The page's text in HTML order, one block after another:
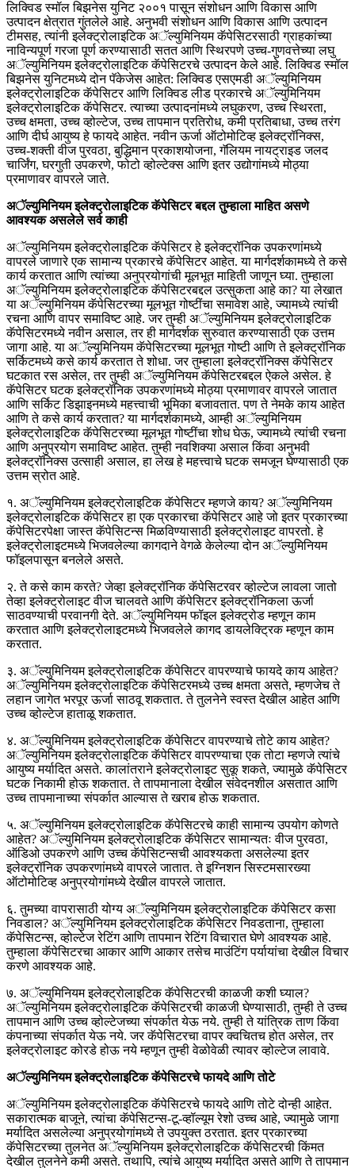
लिक्विड स्मॉल बिझनेस युनिट २००१ पासून संशोधन आणि विकास आणि
उत्पादन क्षेत्रात गुंतलेले आहे. अनुभवी संशोधन आणि विकास आणि उत्पादन
टीमसह, त्यांनी इलेक्ट्रोलाइटिक अॅल्युमिनियम कॅपेसिटरसाठी ग्राहकांच्या
नाविन्यपूर्ण गरजा पूर्ण करण्यासाठी सतत आणि स्थिरपणे उच्च-गुणवत्तेच्या लघु
अॅल्युमिनियम इलेक्ट्रोलाइटिक कॅपेसिटरचे उत्पादन केले आहे. लिक्विड स्मॉल
बिझनेस युनिटमध्ये दोन पॅकेजेस आहेत: लिक्विड एसएमडी अॅल्युमिनियम
इलेक्ट्रोलाइटिक कॅपेसिटर आणि लिक्विड लीड प्रकारचे अॅल्युमिनियम
इलेक्ट्रोलाइटिक कॅपेसिटर. त्याच्या उत्पादनांमध्ये लघुकरण, उच्च स्थिरता,
उच्च क्षमता, उच्च व्होल्टेज, उच्च तापमान प्रतिरोध, कमी प्रतिबाधा, उच्च तरंग
आणि दीर्घ आयुष्य हे फायदे आहेत. नवीन ऊर्जा ऑटोमोटिव्ह इलेक्ट्रॉनिक्स,
उच्च-शक्ती वीज पुरवठा, बुद्धिमान प्रकाशयोजना, गॅलियम नायट्राइड जलद
चार्जिंग, घरगुती उपकरणे, फोटो व्होल्टेक्स आणि इतर उद्योगांमध्ये मोठ्या
प्रमाणावर वापरले जाते.
अॅल्युमिनियम इलेक्ट्रोलाइटिक कॅपेसिटर बद्दल तुम्हाला माहित असणे
आवश्यक असलेले सर्व काही
अॅल्युमिनियम इलेक्ट्रोलाइटिक कॅपेसिटर हे इलेक्ट्रॉनिक उपकरणांमध्ये
वापरले जाणारे एक सामान्य प्रकारचे कॅपेसिटर आहेत. या मार्गदर्शकामध्ये ते कसे
कार्य करतात आणि त्यांच्या अनुप्रयोगांची मूलभूत माहिती जाणून घ्या. तुम्हाला
अॅल्युमिनियम इलेक्ट्रोलाइटिक कॅपेसिटरबद्दल उत्सुकता आहे का? या लेखात
या अॅल्युमिनियम कॅपेसिटरच्या मूलभूत गोष्टींचा समावेश आहे, ज्यामध्ये त्यांची
रचना आणि वापर समाविष्ट आहे. जर तुम्ही अॅल्युमिनियम इलेक्ट्रोलाइटिक
कॅपेसिटरमध्ये नवीन असाल, तर ही मार्गदर्शक सुरुवात करण्यासाठी एक उत्तम
जागा आहे. या अॅल्युमिनियम कॅपेसिटरच्या मूलभूत गोष्टी आणि ते इलेक्ट्रॉनिक
सर्किटमध्ये कसे कार्य करतात ते शोधा. जर तुम्हाला इलेक्ट्रॉनिक्स कॅपेसिटर
घटकात रस असेल, तर तुम्ही अॅल्युमिनियम कॅपेसिटरबद्दल ऐकले असेल. हे
कॅपेसिटर घटक इलेक्ट्रॉनिक उपकरणांमध्ये मोठ्या प्रमाणावर वापरले जातात
आणि सर्किट डिझाइनमध्ये महत्त्वाची भूमिका बजावतात. पण ते नेमके काय आहेत
आणि ते कसे कार्य करतात? या मार्गदर्शकामध्ये, आम्ही अॅल्युमिनियम
इलेक्ट्रोलाइटिक कॅपेसिटरच्या मूलभूत गोष्टींचा शोध घेऊ, ज्यामध्ये त्यांची रचना
आणि अनुप्रयोग समाविष्ट आहेत. तुम्ही नवशिक्या असाल किंवा अनुभवी
इलेक्ट्रॉनिक्स उत्साही असाल, हा लेख हे महत्त्वाचे घटक समजून घेण्यासाठी एक
उत्तम स्रोत आहे.
१. अॅल्युमिनियम इलेक्ट्रोलाइटिक कॅपेसिटर म्हणजे काय? अॅल्युमिनियम
इलेक्ट्रोलाइटिक कॅपेसिटर हा एक प्रकारचा कॅपेसिटर आहे जो इतर प्रकारच्या
कॅपेसिटरपेक्षा जास्त कॅपेसिटन्स मिळविण्यासाठी इलेक्ट्रोलाइट वापरतो. हे
इलेक्ट्रोलाइटमध्ये भिजवलेल्या कागदाने वेगळे केलेल्या दोन अॅल्युमिनियम
फॉइलपासून बनलेले असते.
२. ते कसे काम करते? जेव्हा इलेक्ट्रॉनिक कॅपेसिटरवर व्होल्टेज लावला जातो
तेव्हा इलेक्ट्रोलाइट वीज चालवते आणि कॅपेसिटर इलेक्ट्रॉनिकला ऊर्जा
साठवण्याची परवानगी देते. अॅल्युमिनियम फॉइल इलेक्ट्रोड म्हणून काम
करतात आणि इलेक्ट्रोलाइटमध्ये भिजवलेले कागद डायलेक्ट्रिक म्हणून काम
करतात.
३. अॅल्युमिनियम इलेक्ट्रोलाइटिक कॅपेसिटर वापरण्याचे फायदे काय आहेत?
अॅल्युमिनियम इलेक्ट्रोलाइटिक कॅपेसिटरमध्ये उच्च क्षमता असते, म्हणजेच ते
लहान जागेत भरपूर ऊर्जा साठवू शकतात. ते तुलनेने स्वस्त देखील आहेत आणि
उच्च व्होल्टेज हाताळू शकतात.
४. अॅल्युमिनियम इलेक्ट्रोलाइटिक कॅपेसिटर वापरण्याचे तोटे काय आहेत?
अॅल्युमिनियम इलेक्ट्रोलाइटिक कॅपेसिटर वापरण्याचा एक तोटा म्हणजे त्यांचे
आयुष्य मर्यादित असते. कालांतराने इलेक्ट्रोलाइट सुकू शकते, ज्यामुळे कॅपेसिटर
घटक निकामी होऊ शकतात. ते तापमानाला देखील संवेदनशील असतात आणि
उच्च तापमानाच्या संपर्कात आल्यास ते खराब होऊ शकतात.
५. अॅल्युमिनियम इलेक्ट्रोलाइटिक कॅपेसिटरचे काही सामान्य उपयोग कोणते
आहेत? अॅल्युमिनियम इलेक्ट्रोलाइटिक कॅपेसिटर सामान्यतः वीज पुरवठा,
ऑडिओ उपकरणे आणि उच्च कॅपेसिटन्सची आवश्यकता असलेल्या इतर
इलेक्ट्रॉनिक उपकरणांमध्ये वापरले जातात. ते इग्निशन सिस्टमसारख्या
ऑटोमोटिव्ह अनुप्रयोगांमध्ये देखील वापरले जातात.
६. तुमच्या वापरासाठी योग्य अॅल्युमिनियम इलेक्ट्रोलाइटिक कॅपेसिटर कसा
निवडाल? अॅल्युमिनियम इलेक्ट्रोलाइटिक कॅपेसिटर निवडताना, तुम्हाला
कॅपेसिटन्स, व्होल्टेज रेटिंग आणि तापमान रेटिंग विचारात घेणे आवश्यक आहे.
तुम्हाला कॅपेसिटरचा आकार आणि आकार तसेच माउंटिंग पर्यायांचा देखील विचार
करणे आवश्यक आहे.
७. अॅल्युमिनियम इलेक्ट्रोलाइटिक कॅपेसिटरची काळजी कशी घ्याल?
अॅल्युमिनियम इलेक्ट्रोलाइटिक कॅपेसिटरची काळजी घेण्यासाठी, तुम्ही ते उच्च
तापमान आणि उच्च व्होल्टेजच्या संपर्कात येऊ नये. तुम्ही ते यांत्रिक ताण किंवा
कंपनाच्या संपर्कात येऊ नये. जर कॅपेसिटरचा वापर क्वचितच होत असेल, तर
इलेक्ट्रोलाइट कोरडे होऊ नये म्हणून तुम्ही वेळोवेळी त्यावर व्होल्टेज लावावे.
अॅल्युमिनियम इलेक्ट्रोलाइटिक कॅपेसिटरचे फायदे आणि तोटे
अॅल्युमिनियम इलेक्ट्रोलाइटिक कॅपेसिटरचे फायदे आणि तोटे दोन्ही आहेत.
सकारात्मक बाजूने, त्यांचा कॅपेसिटन्स-टू-व्हॉल्यूम रेशो उच्च आहे, ज्यामुळे जागा
मर्यादित असलेल्या अनुप्रयोगांमध्ये ते उपयुक्त ठरतात. इतर प्रकारच्या
कॅपेसिटरच्या तुलनेत अॅल्युमिनियम इलेक्ट्रोलाइटिक कॅपेसिटरची किंमत
देखील तुलनेने कमी असते. तथापि, त्यांचे आयुष्य मर्यादित असते आणि ते तापमान